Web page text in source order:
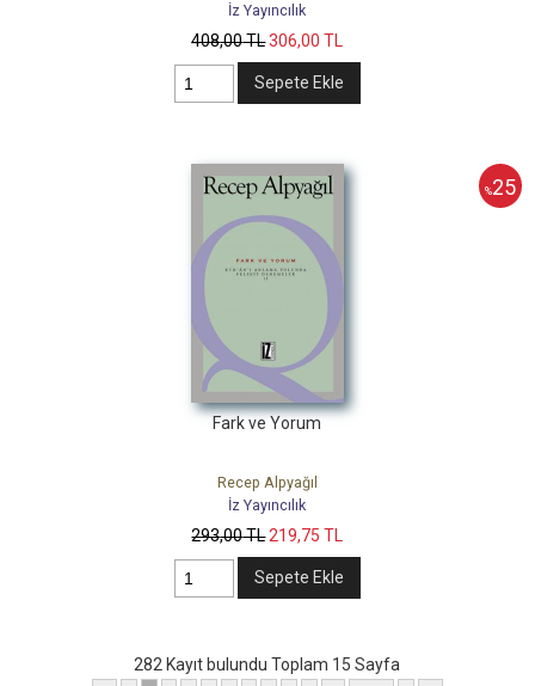
İz Yayıncılık
408,00TL306,00 TL
Sepete Ekle
%25
Fark ve Yorum
Recep Alpyağıl
İz Yayıncılık
293,00TL219,75 TL
Sepete Ekle
282 Kayıt bulundu Toplam 15 Sayfa